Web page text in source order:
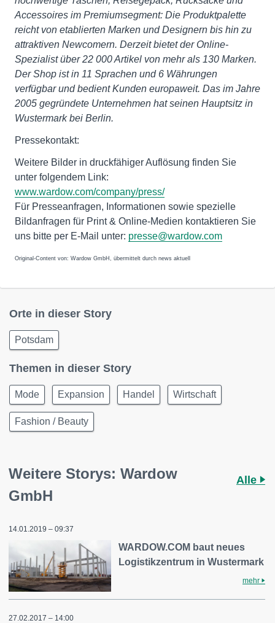
Accessoires im Premiumsegment: Die Produktpalette
reicht von etablierten Marken und Designern bis hin zu
attraktiven Newcomern. Derzeit bietet der Online-
Spezialist über 22 000 Artikel von mehr als 130 Marken.
Der Shop ist in 11 Sprachen und 6 Währungen
verfügbar und bedient Kunden europaweit. Das im Jahre
2005 gegründete Unternehmen hat seinen Hauptsitz in
Wustermark bei Berlin.
Pressekontakt:
Weitere Bilder in druckfähiger Auflösung finden Sie
unter folgendem Link:
www.wardow.com/company/press/
Für Presseanfragen, Informationen sowie spezielle
Bildanfragen für Print & Online-Medien kontaktieren Sie
uns bitte per E-Mail unter: presse@wardow.com
Original-Content von: Wardow GmbH, übermittelt durch news aktuell
Orte in dieser Story
Potsdam
Themen in dieser Story
Mode Expansion Handel Wirtschaft
Fashion / Beauty
Weitere Storys: Wardow
GmbH
Alle
14.01.2019 – 09:37
WARDOW.COM baut neues
Logistikzentrum in Wustermark
mehr
27.02.2017 – 14:00